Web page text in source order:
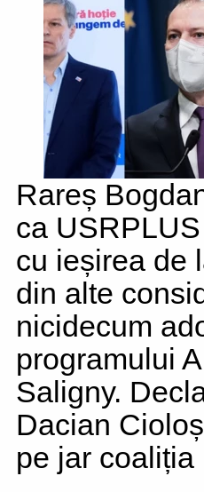
Rareș
ca
cu ieșirea de
din alte
nicidecum
programului
Saligny.
Dacian
pe jar coaliția